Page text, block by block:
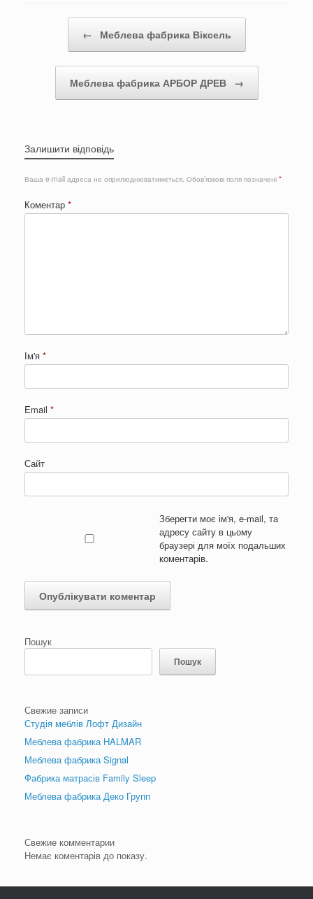
← Меблева фабрика Віксель
Меблева фабрика АРБОР ДРЕВ →
Залишити відповідь
Ваша e-mail адреса не оприлюднюватиметься. Обов’язкові поля позначені *
Коментар *
Ім'я *
Email *
Сайт
Зберегти моє ім'я, e-mail, та
адресу сайту в цьому
браузері для моїх подальших
коментарів.
Пошук
Пошук
Свежие записи
Студія меблів Лофт Дизайн
Меблева фабрика HALMAR
Меблева фабрика Signal
Фабрика матрасів Family Sleep
Меблева фабрика Деко Групп
Свежие комментарии
Немає коментарів до показу.